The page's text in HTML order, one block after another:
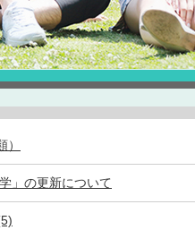
」の更新について